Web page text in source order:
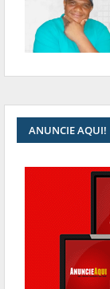
ANUNCIE AQUI!